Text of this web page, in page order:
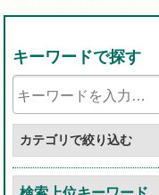
キーワードで探す
カテゴリで絞り込む